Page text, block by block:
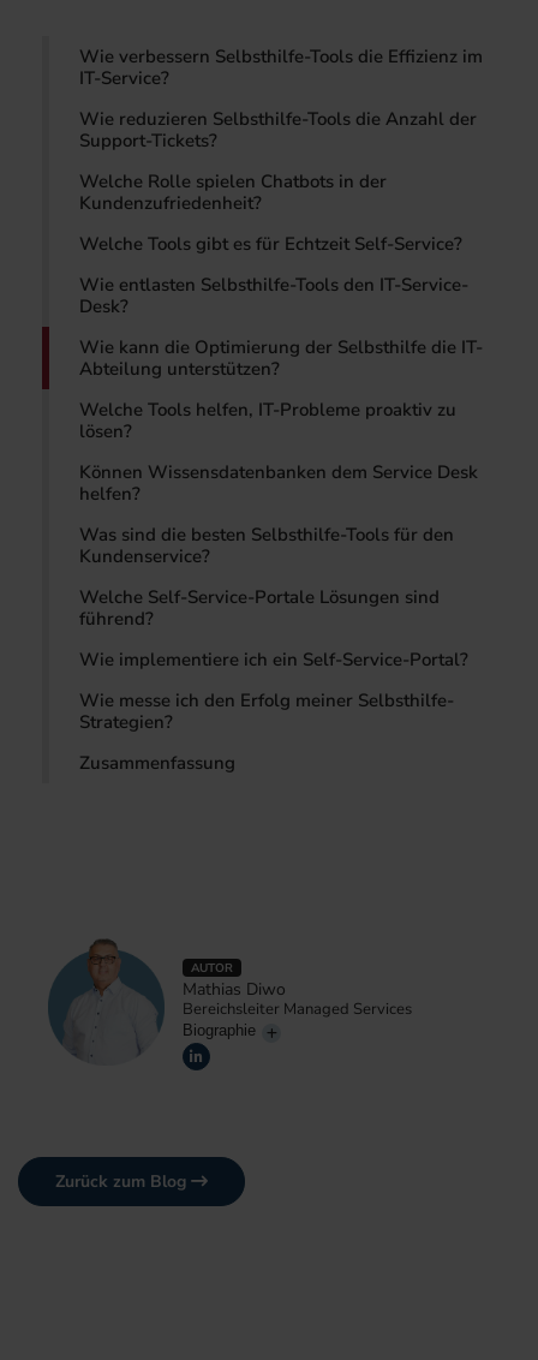
Wie verbessern Selbsthilfe-Tools die Effizienz im
IT-Service?
Wie reduzieren Selbsthilfe-Tools die Anzahl der
Support-Tickets?
Welche Rolle spielen Chatbots in der
Kundenzufriedenheit?
Welche Tools gibt es für Echtzeit Self-Service?
Wie entlasten Selbsthilfe-Tools den IT-Service-
Desk?
Wie kann die Optimierung der Selbsthilfe die IT-
Abteilung unterstützen?
Welche Tools helfen, IT-Probleme proaktiv zu
lösen?
Können Wissensdatenbanken dem Service Desk
helfen?
Was sind die besten Selbsthilfe-Tools für den
Kundenservice?
Welche Self-Service-Portale Lösungen sind
führend?
Wie implementiere ich ein Self-Service-Portal?
Wie messe ich den Erfolg meiner Selbsthilfe-
Strategien?
Zusammenfassung
AUTOR
Mathias Diwo
Bereichsleiter Managed Services
Biographie
Zurück zum Blog